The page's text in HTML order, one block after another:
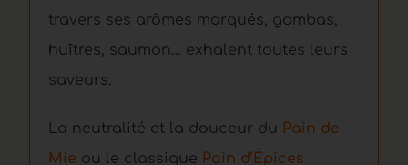
travers ses arômes marqués, gambas,
huîtres, saumon… exhalent toutes leurs
saveurs.
La neutralité et la douceur du Pain de
Mie ou le classique Pain d’Épices